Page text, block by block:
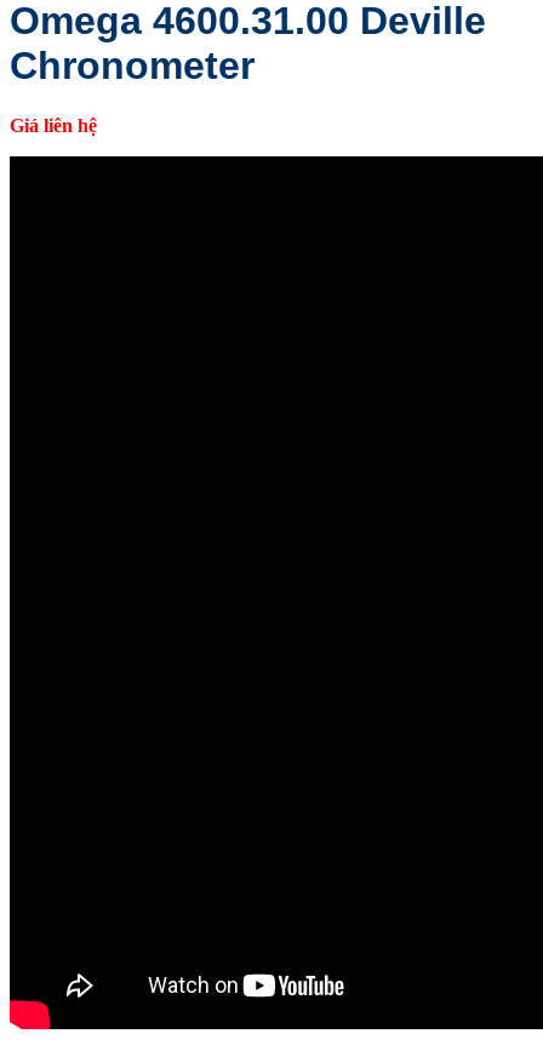
Omega 4600.31.00 Deville
Chronometer
Giá liên hệ